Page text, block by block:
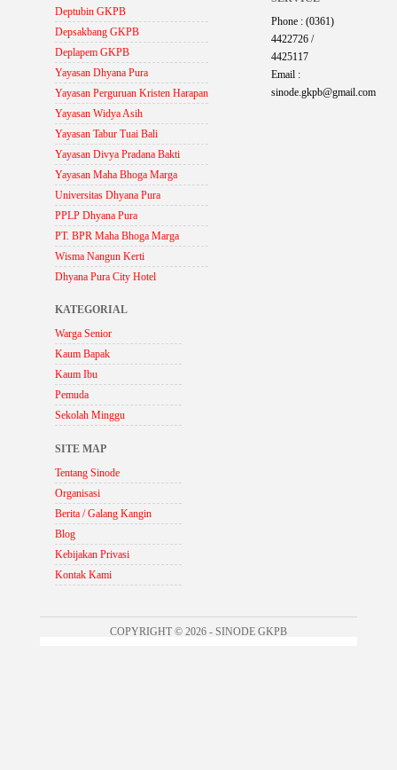
Deptubin GKPB
Depsakbang GKPB
Deplapem GKPB
Yayasan Dhyana Pura
Yayasan Perguruan Kristen Harapan
Yayasan Widya Asih
Yayasan Tabur Tuai Bali
Yayasan Divya Pradana Bakti
Yayasan Maha Bhoga Marga
Universitas Dhyana Pura
PPLP Dhyana Pura
PT. BPR Maha Bhoga Marga
Wisma Nangun Kerti
Dhyana Pura City Hotel
KATEGORIAL
Warga Senior
Kaum Bapak
Kaum Ibu
Pemuda
Sekolah Minggu
SITE MAP
Tentang Sinode
Organisasi
Berita / Galang Kangin
Blog
Kebijakan Privasi
Kontak Kami
Phone : (0361)
4422726 /
4425117
Email :
sinode.gkpb@gmail.com
COPYRIGHT © 2026 - SINODE GKPB